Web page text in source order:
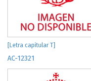
[Letra capitular T]
AC-12321